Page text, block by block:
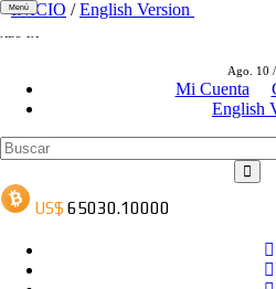
Ago. 10
Mi Cuenta
English
Menú
INICIO /English Version